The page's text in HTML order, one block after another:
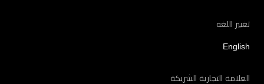
تغيير اللغه
English
العلامة التجارية الشريكة